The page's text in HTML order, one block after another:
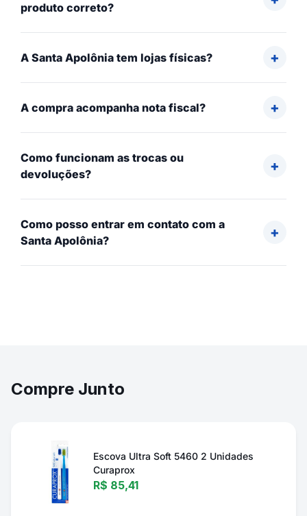
produto correto?
A Santa Apolônia tem lojas físicas?
A compra acompanha nota fiscal?
Como funcionam as trocas ou
devoluções?
Como posso entrar em contato com a
Santa Apolônia?
Compre Junto
Escova Ultra Soft 5460 2 Unidades
Curaprox
R$ 85,41